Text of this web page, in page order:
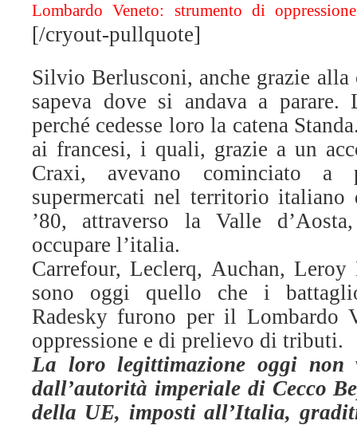
Lombardo Veneto: strumento di
[/cryout-pullquote]
Silvio Berlusconi, anche grazie
sapeva dove si andava a parare.
perché cedesse loro la catena
ai francesi, i quali, grazie a un
Craxi, avevano cominciato a
supermercati nel territorio
’80, attraverso la Valle
occupare l’italia.
Carrefour, Leclerq, Auchan,
sono oggi quello che i
Radesky furono per il Lombardo
oppressione e di prelievo di tributi.
La loro legittimazione oggi non
dall’autorità imperiale di Cecco
della UE, imposti all’Italia,